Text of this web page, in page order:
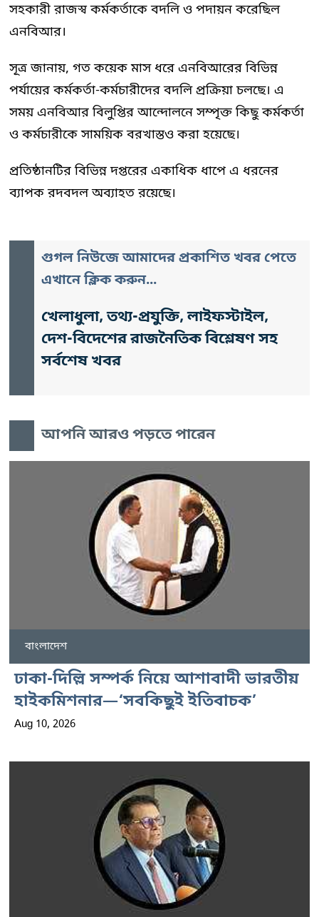
সহকারী রাজস্ব কর্মকর্তাকে বদলি ও পদায়ন করেছিল
এনবিআর।
সূত্র জানায়, গত কয়েক মাস ধরে এনবিআরের বিভিন্ন
পর্যায়ের কর্মকর্তা-কর্মচারীদের বদলি প্রক্রিয়া চলছে। এ
সময় এনবিআর বিলুপ্তির আন্দোলনে সম্পৃক্ত কিছু কর্মকর্তা
ও কর্মচারীকে সাময়িক বরখাস্তও করা হয়েছে।
প্রতিষ্ঠানটির বিভিন্ন দপ্তরের একাধিক ধাপে এ ধরনের
ব্যাপক রদবদল অব্যাহত রয়েছে।
গুগল নিউজে আমাদের প্রকাশিত খবর পেতে
এখানে ক্লিক করুন...
খেলাধুলা, তথ্য-প্রযুক্তি, লাইফস্টাইল,
দেশ-বিদেশের রাজনৈতিক বিশ্লেষণ সহ
সর্বশেষ খবর
আপনি আরও পড়তে পারেন
বাংলাদেশ
ঢাকা-দিল্লি সম্পর্ক নিয়ে আশাবাদী ভারতীয়
হাইকমিশনার—‘সবকিছুই ইতিবাচক’
Aug 10, 2026